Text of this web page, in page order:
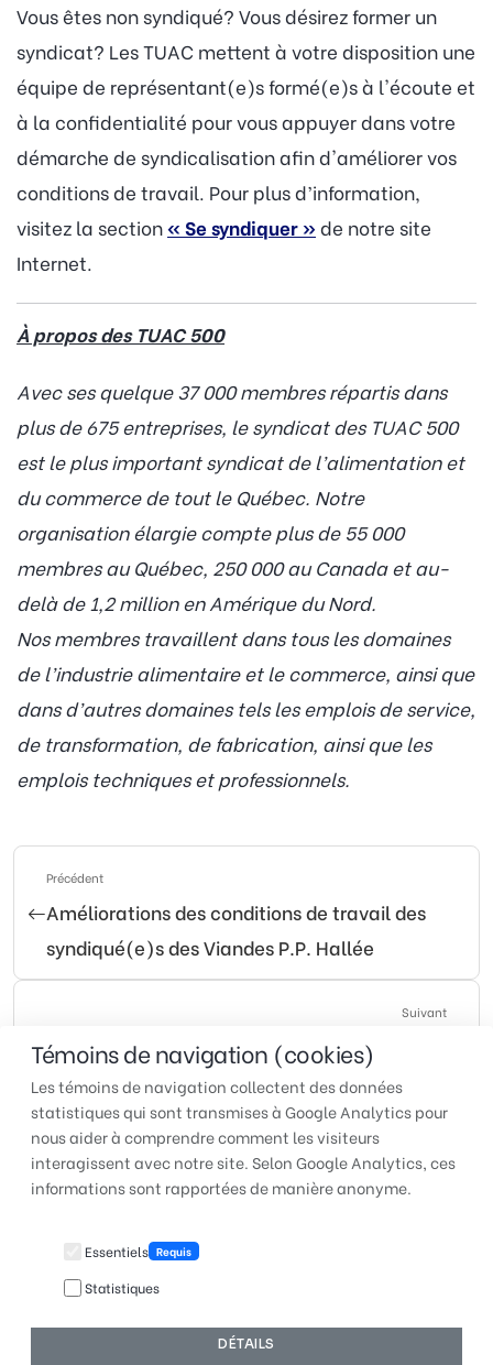
Témoins de navigation (cookies)
Les témoins de navigation collectent des données
statistiques qui sont transmises à Google Analytics pour
nous aider à comprendre comment les visiteurs
interagissent avec notre site. Selon Google Analytics, ces
informations sont rapportées de manière anonyme.
Essentiels Requis
Statistiques
DÉTAILS
Vous êtes non syndiqué? Vous désirez former un
syndicat? Les TUAC mettent à votre disposition une
équipe de représentant(e)s formé(e)s à l'écoute et
à la confidentialité pour vous appuyer dans votre
démarche de syndicalisation afin d'améliorer vos
conditions de travail. Pour plus d’information,
visitez la section« Se syndiquer » de notre site
Internet.
À propos des TUAC 500
Avec ses quelque 37 000 membres répartis dans
plus de 675 entreprises, le syndicat des TUAC 500
est le plus important syndicat de l’alimentation et
du commerce de tout le Québec. Notre
organisation élargie compte plus de 55 000
membres au Québec, 250 000 au Canada et au-
delà de 1,2 million en Amérique du Nord.
Nos membres travaillent dans tous les domaines
de l’industrie alimentaire et le commerce, ainsi que
dans d’autres domaines tels les emplois de service,
de transformation, de fabrication, ainsi que les
emplois techniques et professionnels.
Précédent
Améliorations des conditions de travail des
syndiqué(e)s des Viandes P.P. Hallée
Suivant
Rona d’Alma : signature d’un nouveau contrat
de travail
TUAC QUÉBEC | Pour faire
© 2026 TUAC Québec | Fièrement conçu et hébergé par